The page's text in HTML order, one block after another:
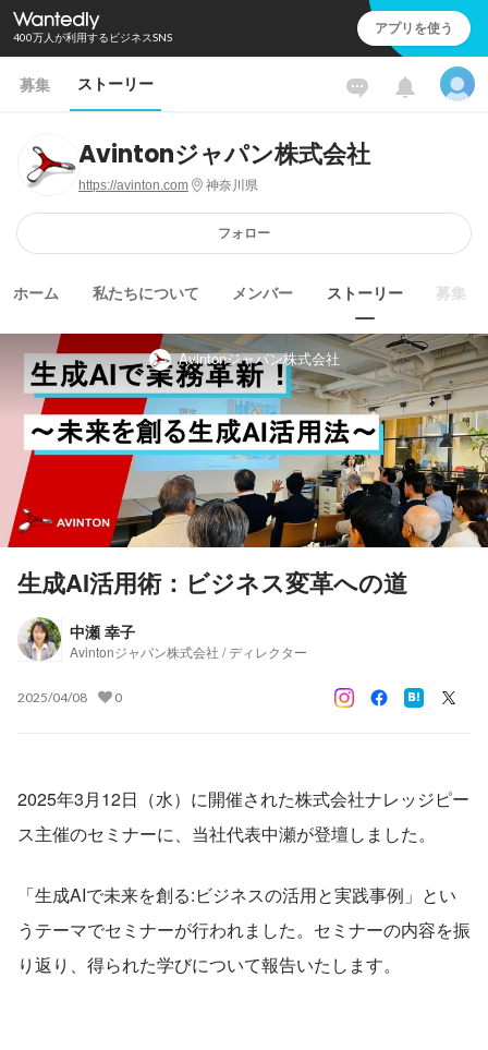
400万人が利用するビジネスSNS アプリを使う
募集 ストーリー
Avintonジャパン株式会社
https://avinton.com 神奈川県
フォロー
ホーム 私たちについて メンバー ストーリー 募集
Avintonジャパン株式会社
生成AI活用術：ビジネス変革への道
中瀬 幸子
Avintonジャパン株式会社 / ディレクター
2025/04/08 0
2025年3月12日（水）に開催された株式会社ナレッジピー
ス主催のセミナーに、当社代表中瀬が登壇しました。
「生成AIで未来を創る:ビジネスの活用と実践事例」とい
うテーマでセミナーが行われました。セミナーの内容を振
り返り、得られた学びについて報告いたします。